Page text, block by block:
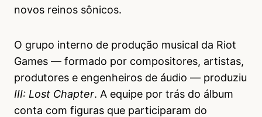
novos reinos sônicos.
O grupo interno de produção musical da Riot
Games — formado por compositores, artistas,
produtores e engenheiros de áudio — produziu
III: Lost Chapter. A equipe por trás do álbum
conta com figuras que participaram do